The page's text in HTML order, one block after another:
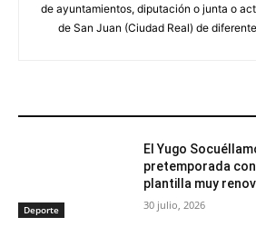
de ayuntamientos, diputación o junta o
de San Juan (Ciudad Real) de
Deporte
El Yugo
pretemporada
plantilla muy
30 julio, 2026